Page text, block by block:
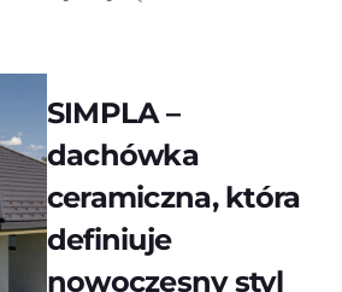
SIMPLA –
dachówka
ceramiczna, która
definiuje
nowoczesny styl